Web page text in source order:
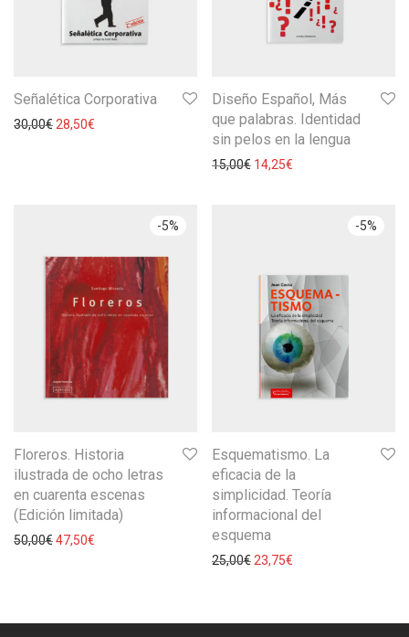
Señalética Corporativa
30,00€ 28,50€
Diseño Español, Más
que palabras. Identidad
sin pelos en la lengua
15,00€ 14,25€
-5%
Floreros. Historia
ilustrada de ocho letras
en cuarenta escenas
(Edición limitada)
50,00€47,50€
-5%
Esquematismo. La
eficacia de la
simplicidad. Teoría
informacional del
esquema
25,00€23,75€